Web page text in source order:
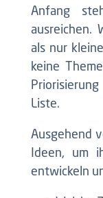
Anfang
ausreichen.
als nur
keine
Liste.
Ausgehend
Ideen, um
entwickeln